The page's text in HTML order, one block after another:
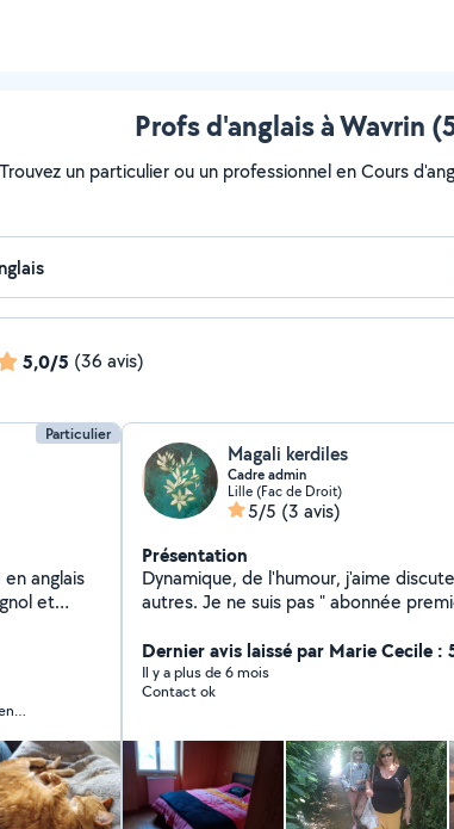
Profs d'anglais à Wavrin
un particulier ou un professionnel en Cours
5,0/5 (36 avis)
Particulier
anglais
et
Magali kerdiles
Cadre admin
Lille (Fac de Droit)
5/5 (3 avis)
Présentation
Dynamique, de l'humour, j'aime discuter avec les
autres. Je ne suis pas " abonnée
Dernier avis laissé par Marie Cecile :
Il y a plus de 6 mois
Contact ok